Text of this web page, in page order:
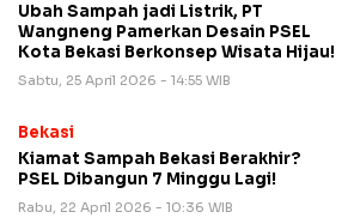
Ubah Sampah jadi Listrik, PT
Wangneng Pamerkan Desain PSEL
Kota Bekasi Berkonsep Wisata Hijau!
Sabtu, 25 April 2026 - 14:55 WIB
Bekasi
Kiamat Sampah Bekasi Berakhir?
PSEL Dibangun 7 Minggu Lagi!
Rabu, 22 April 2026 - 10:36 WIB